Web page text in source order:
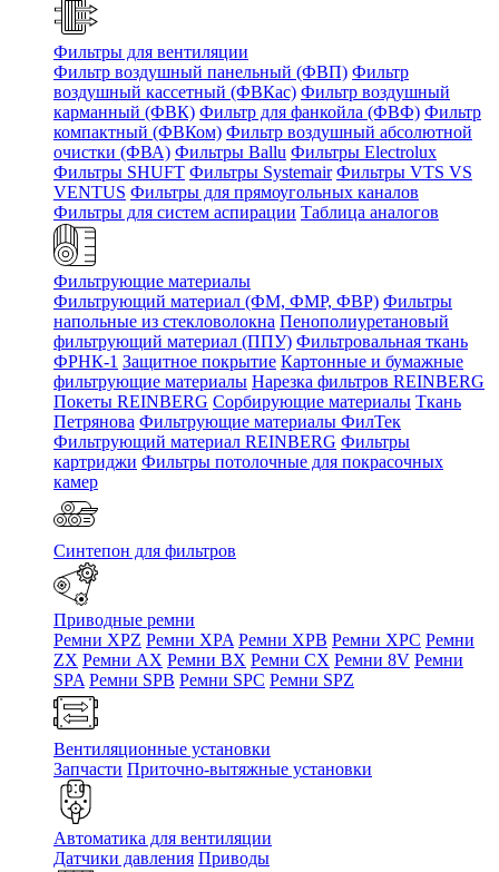
Фильтры для вентиляции
Фильтр воздушный панельный (ФВП) Фильтр
воздушный кассетный (ФВКас) Фильтр воздушный
карманный (ФВК) Фильтр для фанкойла (ФВФ) Фильтр
компактный (ФВКом) Фильтр воздушный абсолютной
очистки (ФВА) Фильтры Ballu Фильтры Electrolux
Фильтры SHUFT Фильтры Systemair Фильтры VTS VS
VENTUS Фильтры для прямоугольных каналов
Фильтры для систем аспирации Таблица аналогов
Фильтрующие материалы
Фильтрующий материал (ФМ, ФМР, ФВР) Фильтры
напольные из стекловолокна Пенополиуретановый
фильтрующий материал (ППУ) Фильтровальная ткань
ФРНК-1 Защитное покрытие Картонные и бумажные
фильтрующие материалы Нарезка фильтров REINBERG
Покеты REINBERG Сорбирующие материалы Ткань
Петрянова Фильтрующие материалы ФилТек
Фильтрующий материал REINBERG Фильтры
картриджи Фильтры потолочные для покрасочных
камер
Синтепон для фильтров
Приводные ремни
Ремни XPZ Ремни XPA Ремни XPB Ремни XPC Ремни
ZX Ремни AX Ремни BX Ремни CX Ремни 8V Ремни
SPA Ремни SPB Ремни SPC Ремни SPZ
Вентиляционные установки
Запчасти Приточно-вытяжные установки
Автоматика для вентиляции
Датчики давления Приводы